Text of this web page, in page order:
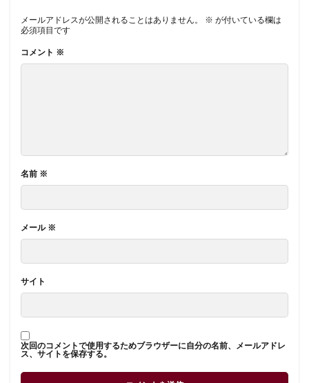
メールアドレスが公開されることはありません。 ※ が付いている欄は
必須項目です
コメント ※
名前 ※
メール ※
サイト
次回のコメントで使用するためブラウザーに自分の名前、メールアドレ
ス、サイトを保存する。